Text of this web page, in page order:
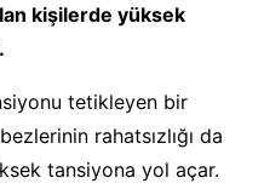
kişilerde yüksek
tetikleyen bir
rahatsızlığı da
tansiyona yol açar.